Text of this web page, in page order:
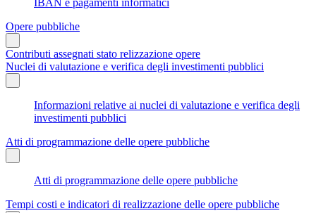
Opere pubbliche
Contributi assegnati stato relizzazione opere
Nuclei di valutazione e verifica degli investimenti pubblici
Informazioni relative ai nuclei di valutazione e verifica degli
investimenti pubblici
Atti di programmazione delle opere pubbliche
Atti di programmazione delle opere pubbliche
Tempi costi e indicatori di realizzazione delle opere pubbliche